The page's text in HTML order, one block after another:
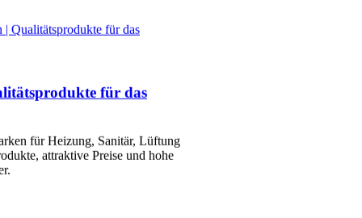
Qualitätsprodukte für das
für das
für Heizung, Sanitär, Lüftung
attraktive Preise und hohe